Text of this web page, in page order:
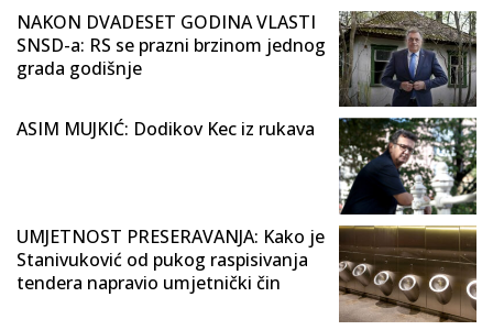
NAKON DVADESET GODINA VLASTI
SNSD-a: RS se prazni brzinom jednog
grada godišnje
ASIM MUJKIĆ: Dodikov Kec iz rukava
UMJETNOST PRESERAVANJA: Kako je
Stanivuković od pukog raspisivanja
tendera napravio umjetnički čin